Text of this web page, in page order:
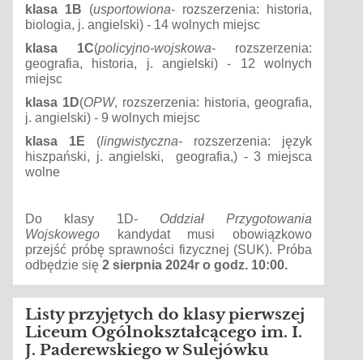
klasa 1B (usportowiona- rozszerzenia: historia,
biologia, j. angielski) - 14 wolnych miejsc
klasa 1C(policyjno-wojskowa- rozszerzenia:
geografia, historia, j. angielski) - 12 wolnych
miejsc
klasa 1D(OPW, rozszerzenia: historia, geografia,
j. angielski) - 9 wolnych miejsc
klasa 1E (lingwistyczna- rozszerzenia: język
hiszpański, j. angielski, geografia,) - 3 miejsca
wolne
Do klasy 1D- Oddział Przygotowania
Wojskowego
kandydat musi obowiązkowo
przejść próbę sprawności fizycznej (SUK). Próba
odbędzie się 2 sierpnia 2024r o godz. 10:00.
Listy przyjętych do klasy pierwszej
Liceum Ogólnokształcącego im. I.
J. Paderewskiego w Sulejówku